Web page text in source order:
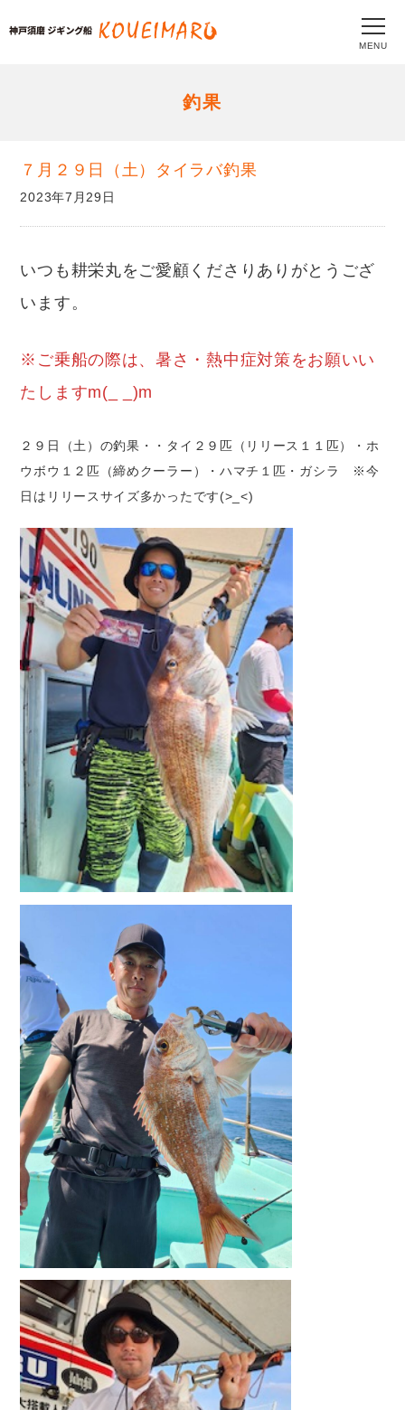
MENU
釣果
７月２９日（土）タイラバ釣果
2023年7月29日
いつも耕栄丸をご愛顧くださりありがとうござ
います。
※ご乗船の際は、暑さ・熱中症対策をお願いい
たしますm(_ _)m
２９日（土）の釣果・・タイ２９匹（リリース１１匹）・ホ
ウボウ１２匹（締めクーラー）・ハマチ１匹・ガシラ ※今
日はリリースサイズ多かったです(>_<)